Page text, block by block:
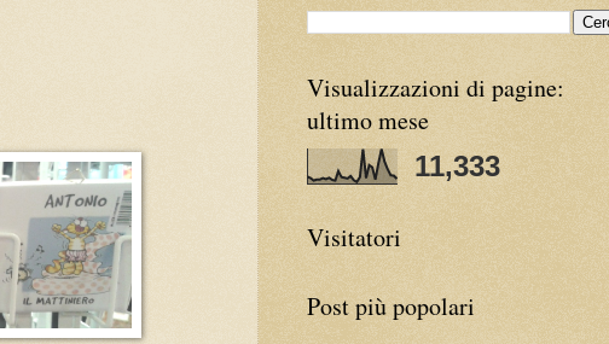
Visualizzazioni di pagine:
ultimo mese
11,333
Visitatori
Post più popolari